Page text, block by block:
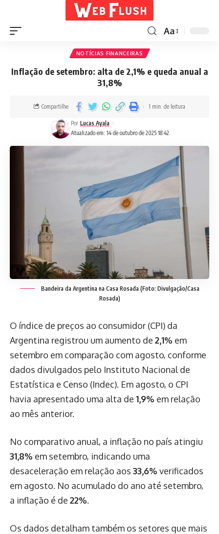
Aa
NOTÍCIAS FINANCEIRAS
Inflação de setembro: alta de 2,1% e queda anual a
31,8%
Atualizado em: 14 de outubro de 2025 18:42
Por Lucas Ayala
Compartilhe 1 min. de leitura
Bandeira da Argentina na Casa Rosada (Foto: Divulgação/Casa
Rosada)
O índice de preços ao consumidor (CPI) da
Argentina registrou um aumento de 2,1% em
setembro em comparação com agosto, conforme
dados divulgados pelo Instituto Nacional de
Estatística e Censo (Indec). Em agosto, o CPI
havia apresentado uma alta de 1,9% em relação
ao mês anterior.
No comparativo anual, a inflação no país atingiu
31,8% em setembro, indicando uma
desaceleração em relação aos 33,6% verificados
em agosto. No acumulado do ano até setembro,
a inflação é de 22%.
Os dados detalham também os setores que mais